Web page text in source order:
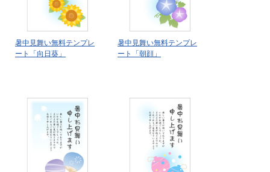
暑中見舞い無料テンプレ
ート「向日葵」
暑中見舞い無料テンプレ
ート「朝顔」